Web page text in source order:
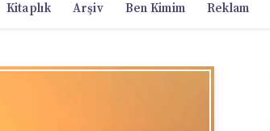
Kitaplık Arşiv Ben Kimim Reklam